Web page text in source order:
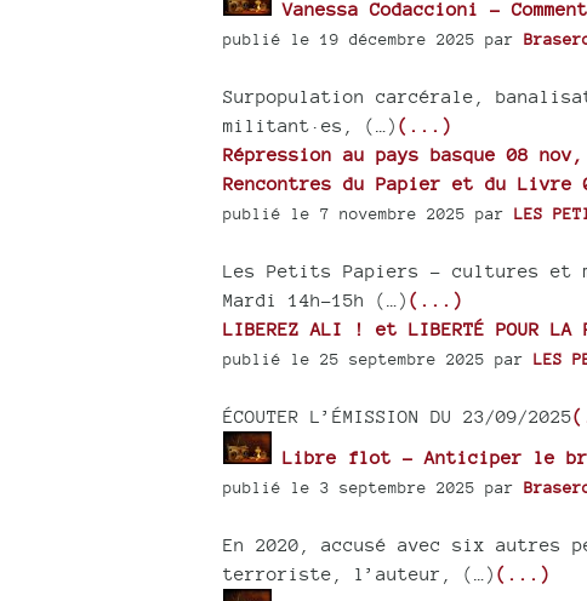
Vanessa Codaccioni -
publié le 19 décembre 2025 par
Surpopulation carcérale,
militant·es, (…) (...)
Répression au pays basque 08
Rencontres du Papier et du Livre
publié le 7 novembre 2025 par LES
Les Petits Papiers – cultures et
Mardi 14h-15h (…) (...)
LIBEREZ ALI ! et LIBERTÉ POUR LA
publié le 25 septembre 2025 par LES
ÉCOUTER L’ÉMISSION DU 23/09/2025
Libre flot - Anticiper le
publié le 3 septembre 2025 par
En 2020, accusé avec six autres
terroriste, l’auteur, (…) (...)